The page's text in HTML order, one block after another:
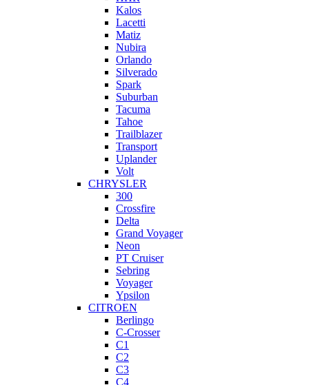
Kalos
Lacetti
Matiz
Nubira
Orlando
Silverado
Spark
Suburban
Tacuma
Tahoe
Trailblazer
Transport
Uplander
Volt
CHRYSLER
300
Crossfire
Delta
Grand Voyager
Neon
PT Cruiser
Sebring
Voyager
Ypsilon
CITROEN
Berlingo
C-Crosser
C1
C2
C3
C4